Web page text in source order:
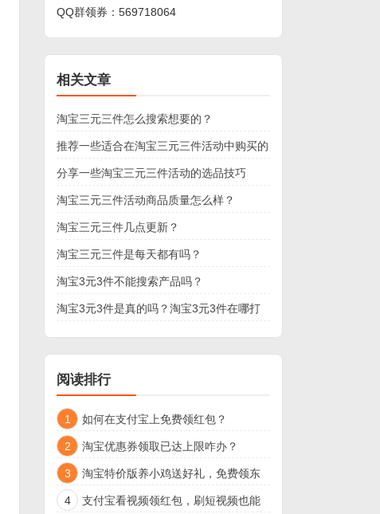
QQ群领券： 569718064
相关文章
淘宝三元三件怎么搜索想要的？
推荐一些适合在淘宝三元三件活动中购买的
商品【热门】
分享一些淘宝三元三件活动的选品技巧
淘宝三元三件活动商品质量怎么样？
淘宝三元三件几点更新？
淘宝三元三件是每天都有吗？
淘宝3元3件不能搜索产品吗？
淘宝3元3件是真的吗？淘宝3元3件在哪打
阅读排行
1 如何在支付宝上免费领红包？
2 淘宝优惠券领取已达上限咋办？
3
淘宝特价版养小鸡送好礼，免费领东
西4
支付宝看视频领红包，刷短视频也能